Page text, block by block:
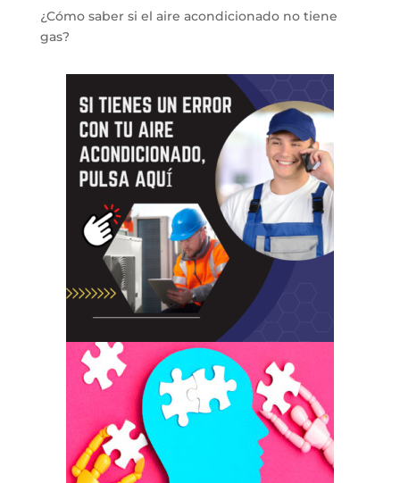
¿Cómo saber si el aire acondicionado no tiene
gas?